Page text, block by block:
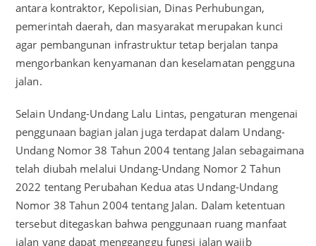
antara kontraktor, Kepolisian, Dinas Perhubungan,
pemerintah daerah, dan masyarakat merupakan kunci
agar pembangunan infrastruktur tetap berjalan tanpa
mengorbankan kenyamanan dan keselamatan pengguna
jalan.
Selain Undang-Undang Lalu Lintas, pengaturan mengenai
penggunaan bagian jalan juga terdapat dalam Undang-
Undang Nomor 38 Tahun 2004 tentang Jalan sebagaimana
telah diubah melalui Undang-Undang Nomor 2 Tahun
2022 tentang Perubahan Kedua atas Undang-Undang
Nomor 38 Tahun 2004 tentang Jalan. Dalam ketentuan
tersebut ditegaskan bahwa penggunaan ruang manfaat
jalan yang dapat mengganggu fungsi jalan wajib